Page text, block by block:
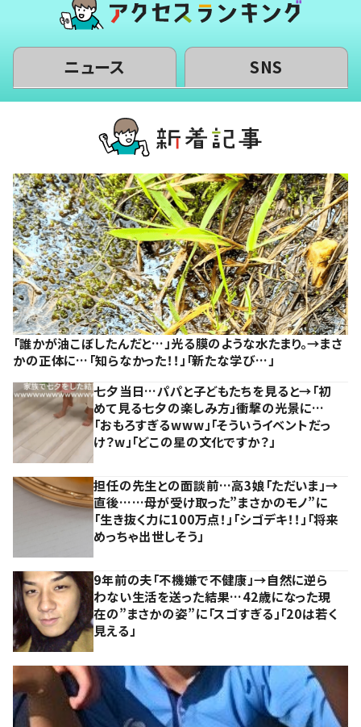
ニュース SNS
「誰かが油こぼしたんだと…」光る膜のような水たまり。→まさ
かの正体に…「知らなかった！！」「新たな学び…」
七夕当日…パパと子どもたちを見ると→「初
めて見る七夕の楽しみ方」衝撃の光景に…
「おもろすぎるwww」「そういうイベントだっ
け？w」「どこの星の文化ですか？」
担任の先生との面談前…高3娘「ただいま」→
直後……母が受け取った”まさかのモノ”に
「生き抜く力に100万点！」「シゴデキ！！」「将来
めっちゃ出世しそう」
9年前の夫「不機嫌で不健康」→自然に逆ら
わない生活を送った結果…42歳になった現
在の”まさかの姿”に「スゴすぎる」「20は若く
見える」